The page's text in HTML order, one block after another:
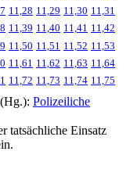
11,28 11,29 11,30 11,31
11,39 11,40 11,41 11,42
11,50 11,51 11,52 11,53
11,61 11,62 11,63 11,64
11,72 11,73 11,74 11,75
Polizeiliche
tatsächliche Einsatz